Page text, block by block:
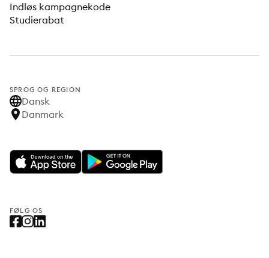
Indløs kampagnekode
Studierabat
SPROG OG REGION
Dansk
Danmark
FØLG OS